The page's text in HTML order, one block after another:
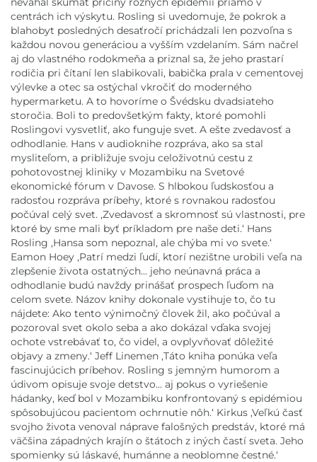
centrách ich výskytu. Rosling si uvedomuje, že pokrok a
blahobyt posledných desaťročí prichádzali len pozvoľna s
každou novou generáciou a vyšším vzdelaním. Sám načrel
aj do vlastného rodokmeňa a priznal sa, že jeho prastarí
rodičia pri čítaní len slabikovali, babička prala v cementovej
výlevke a otec sa ostýchal vkročiť do moderného
hypermarketu. A to hovoríme o Švédsku dvadsiateho
storočia. Boli to predovšetkým fakty, ktoré pomohli
Roslingovi vysvetliť, ako funguje svet. A ešte zvedavosť a
odhodlanie. Hans v audioknihe rozpráva, ako sa stal
mysliteľom, a približuje svoju celoživotnú cestu z
pohotovostnej kliniky v Mozambiku na Svetové
ekonomické fórum v Davose. S hlbokou ľudskosťou a
radosťou rozpráva príbehy, ktoré s rovnakou radosťou
počúval celý svet. ,Zvedavosť a skromnosť sú vlastnosti, pre
ktoré by sme mali byť príkladom pre naše deti.‘ Hans
Rosling ,Hansa som nepoznal, ale chýba mi vo svete.‘
Eamon Hoey ,Patrí medzi ľudí, ktorí nezištne urobili veľa na
zlepšenie života ostatných... jeho neúnavná práca a
odhodlanie budú navždy prinášať prospech ľuďom na
celom svete. Názov knihy dokonale vystihuje to, čo tu
nájdete: Ako tento výnimočný človek žil, ako počúval a
pozoroval svet okolo seba a ako dokázal vďaka svojej
ochote vstrebávať to, čo videl, a ovplyvňovať dôležité
objavy a zmeny.‘ Jeff Linemen ,Táto kniha ponúka veľa
fascinujúcich príbehov. Rosling s jemným humorom a
údivom opisuje svoje detstvo... aj pokus o vyriešenie
hádanky, keď bol v Mozambiku konfrontovaný s epidémiou
spôsobujúcou pacientom ochrnutie nôh.‘ Kirkus ,Veľkú časť
svojho života venoval náprave falošných predstáv, ktoré má
väčšina západných krajín o štátoch z iných častí sveta. Jeho
spomienky sú láskavé, humánne a neoblomne čestné.‘